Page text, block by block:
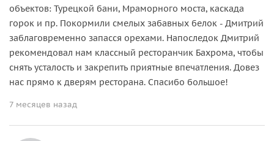
объектов: Турецкой бани, Мраморного моста, каскада
горок и пр. Покормили смелых забавных белок - Дмитрий
заблаговременно запасся орехами. Напоследок Дмитрий
рекомендовал нам классный ресторанчик Бахрома, чтобы
снять усталость и закрепить приятные впечатления. Довез
нас прямо к дверям ресторана. Спасибо большое!
7 месяцев назад